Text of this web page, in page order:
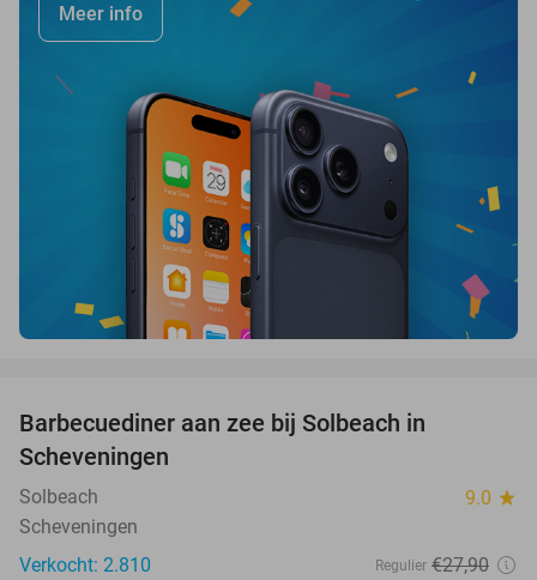
Meer info
Barbecuediner aan zee bij Solbeach in
Scheveningen
Solbeach 9.0 star
Scheveningen
Verkocht: 2.810
Regulier €27,90